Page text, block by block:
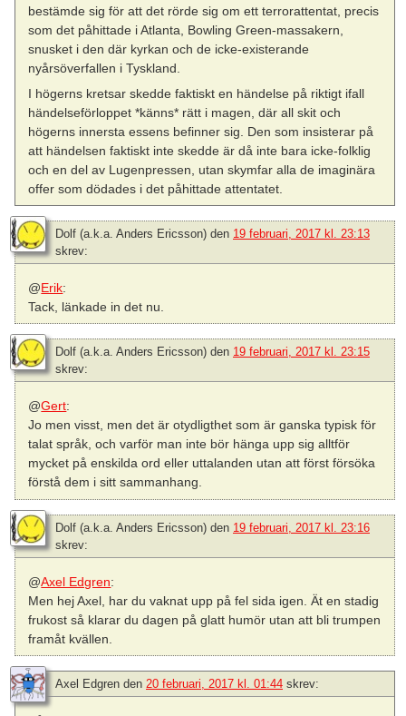
bestämde sig för att det rörde sig om ett terrorattentat, precis
som det påhittade i Atlanta, Bowling Green-massakern,
snusket i den där kyrkan och de icke-existerande
nyårsöverfallen i Tyskland.
I högerns kretsar skedde faktiskt en händelse på riktigt ifall
händelseförloppet *känns* rätt i magen, där all skit och
högerns innersta essens befinner sig. Den som insisterar på
att händelsen faktiskt inte skedde är då inte bara icke-folklig
och en del av Lugenpressen, utan skymfar alla de imaginära
offer som dödades i det påhittade attentatet.
Dolf (a.k.a. Anders Ericsson) den 19 februari, 2017 kl. 23:13
skrev:
@Erik:
Tack, länkade in det nu.
Dolf (a.k.a. Anders Ericsson) den 19 februari, 2017 kl. 23:15
skrev:
@Gert:
Jo men visst, men det är otydligthet som är ganska typisk för
talat språk, och varför man inte bör hänga upp sig alltför
mycket på enskilda ord eller uttalanden utan att först försöka
förstå dem i sitt sammanhang.
Dolf (a.k.a. Anders Ericsson) den 19 februari, 2017 kl. 23:16
skrev:
@Axel Edgren:
Men hej Axel, har du vaknat upp på fel sida igen. Ät en stadig
frukost så klarar du dagen på glatt humör utan att bli trumpen
framåt kvällen.
Axel Edgren den 20 februari, 2017 kl. 01:44 skrev: